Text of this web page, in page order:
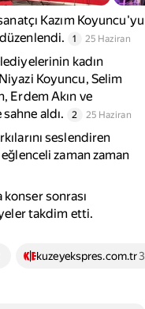
Kazım Koyuncu'yu
1 25 Haziran
kadın
Koyuncu, Selim
Erdem Akın ve
aldı.
2 25 Haziran
seslendiren
eğlenceli zaman zaman
sonrası
takdim etti.
kuzeyekspres.com.tr3